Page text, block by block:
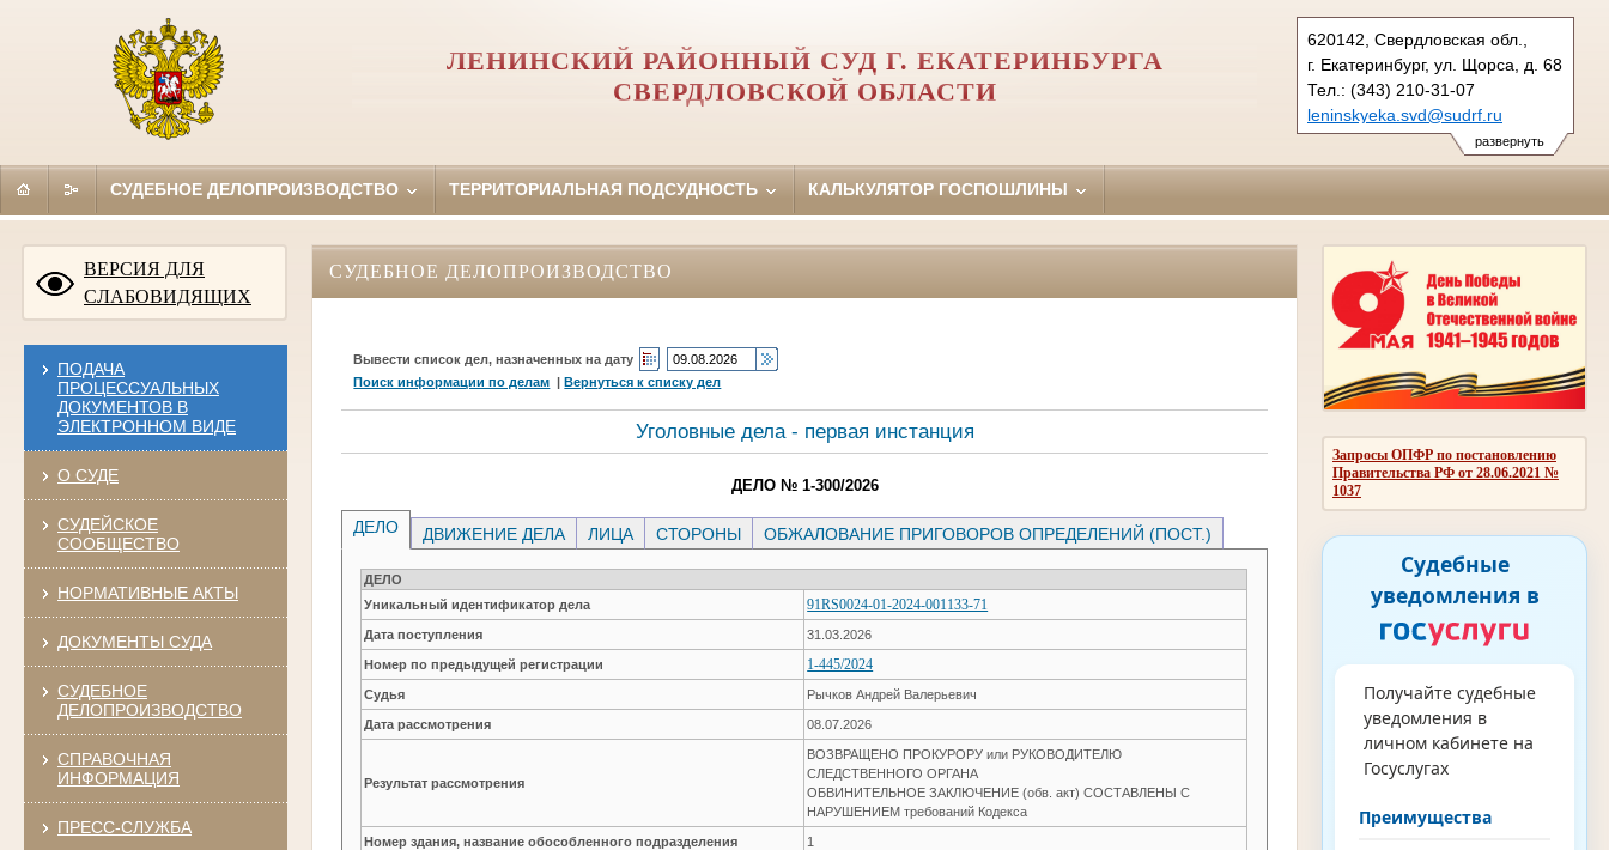
развернуть
620142, Свердловская обл.,
г. Екатеринбург, ул. Щорса, д. 68
Тел.: (343) 210-31-07
leninskyeka.svd@sudrf.ru
ЛЕНИНСКИЙ РАЙОННЫЙ СУД Г. ЕКАТЕРИНБУРГА
СВЕРДЛОВСКОЙ ОБЛАСТИ
СУДЕБНОЕ ДЕЛОПРОИЗВОДСТВО ТЕРРИТОРИАЛЬНАЯ ПОДСУДНОСТЬ КАЛЬКУЛЯТОР ГОСПОШЛИНЫ
ВЕРСИЯ ДЛЯ
СЛАБОВИДЯЩИХ
ПОДАЧА
ПРОЦЕССУАЛЬНЫХ
ДОКУМЕНТОВ В
ЭЛЕКТРОННОМ ВИДЕ
О СУДЕ
СУДЕЙСКОЕ
СООБЩЕСТВО
НОРМАТИВНЫЕ АКТЫ
ДОКУМЕНТЫ СУДА
СУДЕБНОЕ
ДЕЛОПРОИЗВОДСТВО
СПРАВОЧНАЯ
ИНФОРМАЦИЯ
ПРЕСС-СЛУЖБА
Запросы ОПФР по постановлению
Правительства РФ от 28.06.2021 №
1037
Судебные
уведомления в
Получайте судебные
уведомления в
личном кабинете на
Госуслугах
Преимущества
СУДЕБНОЕ ДЕЛОПРОИЗВОДСТВО
Вывести список дел, назначенных на дату
Поиск информации по делам |Вернуться к списку дел
Уголовные дела - первая инстанция
ДЕЛО № 1-300/2026
ДЕЛО ДВИЖЕНИЕ ДЕЛА ЛИЦА СТОРОНЫ ОБЖАЛОВАНИЕ ПРИГОВОРОВ ОПРЕДЕЛЕНИЙ (ПОСТ.)
ДЕЛО
Уникальный идентификатор дела
91RS0024-01-2024-001133-71
Дата поступления 31.03.2026
Номер по предыдущей регистрации 1-445/2024
Судья Рычков Андрей Валерьевич
Дата рассмотрения 08.07.2026
Результат рассмотрения
ВОЗВРАЩЕНО ПРОКУРОРУ или РУКОВОДИТЕЛЮ
СЛЕДСТВЕННОГО ОРГАНА
ОБВИНИТЕЛЬНОЕ ЗАКЛЮЧЕНИЕ (обв. акт) СОСТАВЛЕНЫ С
НАРУШЕНИЕМ требований Кодекса
Номер здания, название обособленного подразделения 1